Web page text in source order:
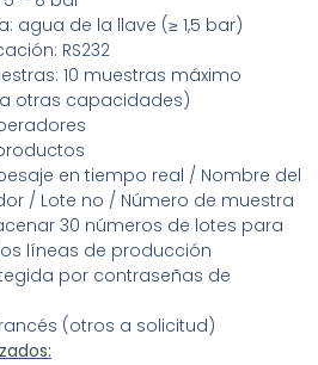
agua de la llave (≥ 1,5 bar)
RS232
10 muestras máximo
otras capacidades)
en tiempo real / Nombre del
/ Lote no / Número de muestra
30 números de lotes para
líneas de producción
por contraseñas de
(otros a solicitud)